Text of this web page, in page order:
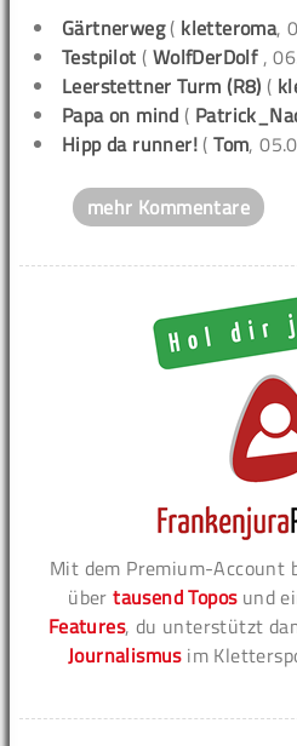
Gärtnerweg( kletteroma,
Testpilot ( WolfDerDolf ,
Leerstettner Turm (R8) (
Papa on mind (
Hipp da runner! (Tom,
mehr Kommentare
Mit dem Premium-Account
übertausend Toposund
Features, du unterstützt
Journalismusim